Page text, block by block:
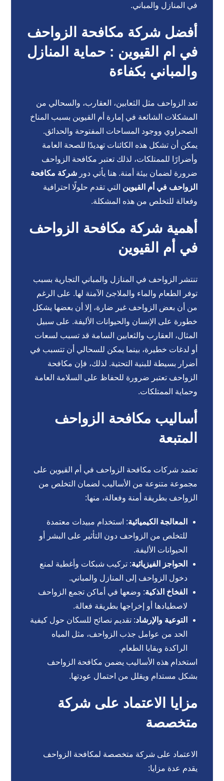
في المنازل والمباني.
أفضل شركة مكافحة الزواحف
في ام القيوين : حماية المنازل
والمباني بكفاءة
تعد الزواحف مثل الثعابين، العقارب، والسحالي من
المشكلات الشائعة في إمارة أم القيوين بسبب المناخ
الصحراوي ووجود المساحات المفتوحة والحدائق.
يمكن أن تشكل هذه الكائنات تهديدًا للصحة العامة
وأضرارًا للممتلكات، لذلك تعتبر مكافحة الزواحف
ضرورة لضمان بيئة أمنة. هنا يأتي دورشركة مكافحة
الزواحف في أم القيوين التي تقدم حلولًا احترافية
وفعالة للتخلص من هذه المشكلة.
أهمية شركة مكافحة الزواحف
في أم القيوين
تنتشر الزواحف في المنازل والمباني التجارية بسبب
توفر الطعام والماء والملاجئ الآمنة لها. على الرغم
من أن بعض الزواحف غير ضارة، إلا أن بعضها يشكل
خطورة على الإنسان والحيوانات الأليفة. على سبيل
المثال، العقارب والثعابين السامة قد تسبب لسعات
أو لدغات خطيرة، بينما يمكن للسحالي أن تتسبب في
أضرار بسيطة للبنية التحتية. لذلك، فإن مكافحة
الزواحف تعتبر ضرورة للحفاظ على السلامة العامة
وحماية الممتلكات.
أساليب مكافحة الزواحف
المتبعة
تعتمد شركات مكافحة الزواحف في أم القيوين على
مجموعة متنوعة من الأساليب لضمان التخلص من
الزواحف بطريقة أمنة وفعالة، منها:
المعالجة الكيميائية: استخدام مبيدات معتمدة
للتخلص من الزواحف دون التأثير على البشر أو
الحيوانات الأليفة.
الحواجز الفيزيائية: تركيب شبكات وأغطية لمنع
دخول الزواحف إلى المنازل والمباني.
الفخاخ الذكية: وضعها في أماكن تجمع الزواحف
لاصطيادها أو إخراجها بطريقة فعالة.
التوعية والإرشاد: تقديم نصائح للسكان حول كيفية
الحد من عوامل جذب الزواحف، مثل المياه
الراكدة وبقايا الطعام.
استخدام هذه الأساليب يضمن مكافحة الزواحف
بشكل مستدام ويقلل من احتمال عودتها.
مزايا الاعتماد على شركة
متخصصة
الاعتماد على شركة متخصصة لمكافحة الزواحف
يقدم عدة مزايا: